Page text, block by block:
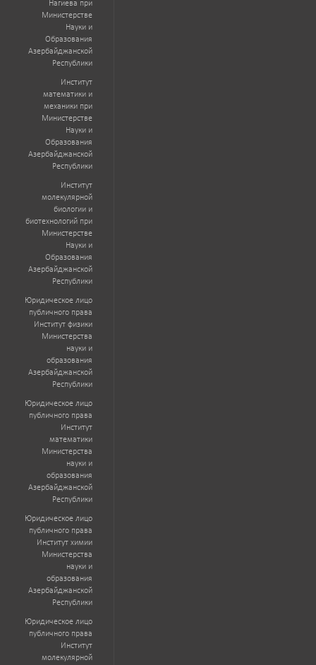
Нагиева при
Министерстве
Науки и
Образования
Азербайджанской
Республики
Институт
математики и
механики при
Министерстве
Науки и
Образования
Азербайджанской
Республики
Институт
молекулярной
биологии и
биотехнологий при
Министерстве
Науки и
Образования
Азербайджанской
Республики
Юридическое лицо
публичного права
Институт физики
Министерства
науки и
образования
Азербайджанской
Республики
Юридическое лицо
публичного права
Институт
математики
Министерства
науки и
образования
Азербайджанской
Республики
Юридическое лицо
публичного права
Институт химии
Министерства
науки и
образования
Азербайджанской
Республики
Юридическое лицо
публичного права
Институт
молекулярной